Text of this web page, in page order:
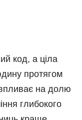
код, а ціла
протягом
на долю
глибокого